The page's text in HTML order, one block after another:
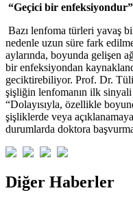
“Geçici bir
Bazı lenfoma türleri yavaş
nedenle uzun süre fark
aylarında, boyunda gelişen
bir enfeksiyondan
geciktirebiliyor. Prof. Dr.
şişliğin lenfomanın ilk sinyali
“Dolayısıyla, özellikle
şişliklerde veya
durumlarda doktora
Diğer Haberler